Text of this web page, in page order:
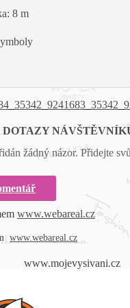
8 m
DOTAZY
žádný názor. Přidejte
www.webareal.cz
www.webareal.cz
www.mojevysivani.cz